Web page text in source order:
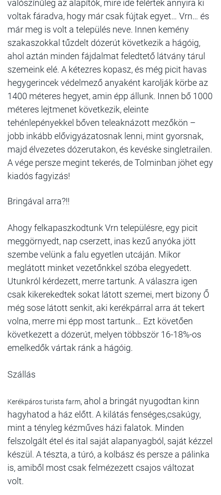
valószínűleg az alapítók, mire ide felértek annyira ki
voltak fáradva, hogy már csak fújtak egyet… Vrn… és
már meg is volt a település neve. Innen kemény
szakaszokkal tűzdelt dózerút következik a hágóig,
ahol aztán minden fájdalmat feledtető látvány tárul
szemeink elé. A kétezres kopasz, és még picit havas
hegygerincek védelmező anyaként karolják körbe az
1400 méteres hegyet, amin épp állunk. Innen bő 1000
méteres lejtmenet következik, eleinte
tehénlepényekkel bőven teleaknázott mezőkön –
jobb inkább elővigyázatosnak lenni, mint gyorsnak,
majd élvezetes dózerutakon, és kevéske singletrailen.
A vége persze megint tekerés, de Tolminban jöhet egy
kiadós fagyizás!
Bringával arra?!!
Ahogy felkapaszkodtunk Vrn településre, egy picit
meggörnyedt, nap cserzett, inas kezű anyóka jött
szembe velünk a falu egyetlen utcáján. Mikor
meglátott minket vezetőnkkel szóba elegyedett.
Utunkról kérdezett, merre tartunk. A válaszra igen
csak kikerekedtek sokat látott szemei, mert bizony Ő
még sose látott senkit, aki kerékpárral arra át tekert
volna, merre mi épp most tartunk… Ezt követően
következett a dózerút, melyen többször 16-18%-os
emelkedők vártak ránk a hágóig.
Szállás
Kerékpáros turista farm, ahol a bringát nyugodtan kinn
hagyhatod a ház előtt. A kilátás fenséges,csakúgy,
mint a tényleg kézműves házi falatok. Minden
felszolgált étel és ital saját alapanyagból, saját kézzel
készül. A tészta, a túró, a kolbász és persze a pálinka
is, amiből most csak felmézezett csajos változat
volt.